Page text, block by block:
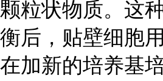
颗粒状物质。这
衡后，贴壁细胞
在加新的培养基